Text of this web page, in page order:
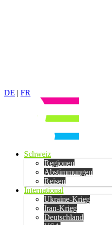
DE | FR
Schweiz
Regionen
Abstimmungen
Reisen
International
Ukraine-Krieg
Iran-Krieg
Deutschland